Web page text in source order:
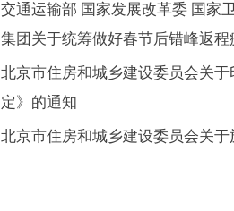
交通运输部 国家发展改革委 国家
集团关于统筹做好春节后错峰返
北京市住房和城乡建设委员会关
定》的通知
北京市住房和城乡建设委员会关